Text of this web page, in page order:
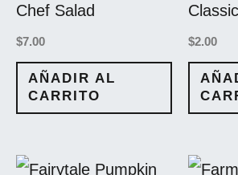
Chef Salad
$7.00
AÑADIR AL
CARRITO
$2.00